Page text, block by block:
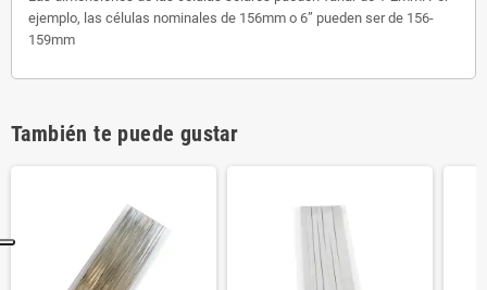
ejemplo, las células nominales de 156mm o 6” pueden ser de 156-
159mm
También te puede gustar